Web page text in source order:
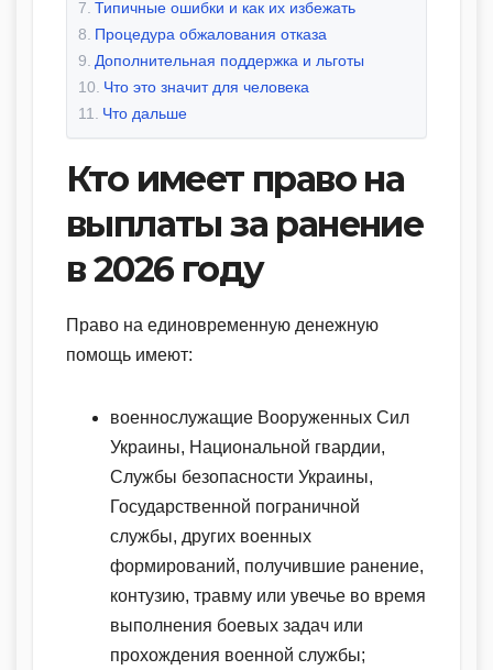
Типичные ошибки и как их избежать
Процедура обжалования отказа
Дополнительная поддержка и льготы
Что это значит для человека
Что дальше
Кто имеет право на
выплаты за ранение
в 2026 году
Право на единовременную денежную
помощь имеют:
военнослужащие Вооруженных Сил
Украины, Национальной гвардии,
Службы безопасности Украины,
Государственной пограничной
службы, других военных
формирований, получившие ранение,
контузию, травму или увечье во время
выполнения боевых задач или
прохождения военной службы;